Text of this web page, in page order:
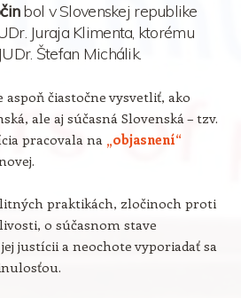
bol v Slovenskej republike
Juraja Klimenta, ktorému
Štefan Michálik.
čiastočne vysvetliť, ako
ale aj súčasná Slovenská – tzv.
pracovala na „objasnení“
praktikách, zločinoch proti
o súčasnom stave
justícii a neochote vyporiadať sa